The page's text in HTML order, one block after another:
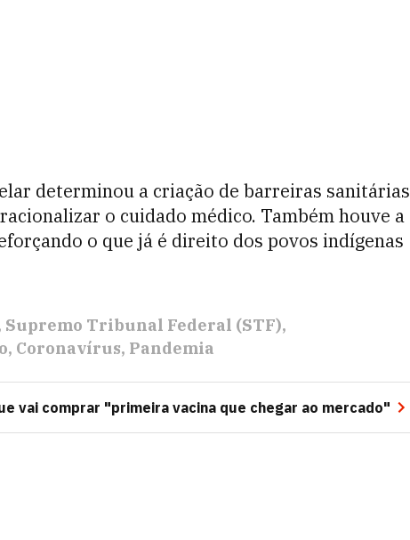
determinou a criação de barreiras sanitárias
o cuidado médico. Também houve a
o que já é direito dos povos indígenas
Supremo Tribunal Federal (STF)
Coronavírus Pandemia
vai comprar "primeira vacina que chegar ao mercado"